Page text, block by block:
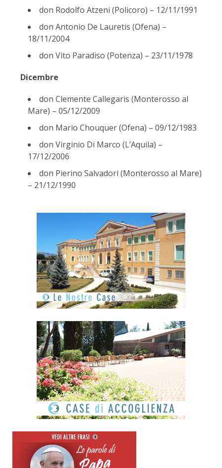
don Rodolfo Atzeni (Policoro) – 12/11/1991
don Antonio De Lauretis (Ofena) –
18/11/2004
don Vito Paradiso (Potenza) – 23/11/1978
Dicembre
don Clemente Callegaris (Monterosso al
Mare) – 05/12/2009
don Mario Chouquer (Ofena) – 09/12/1983
don Virginio Di Marco (L’Aquila) –
17/12/2006
don Pierino Salvadori (Monterosso al Mare)
– 21/12/1990